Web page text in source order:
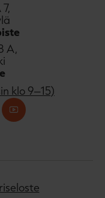
A,
klo 9–15)